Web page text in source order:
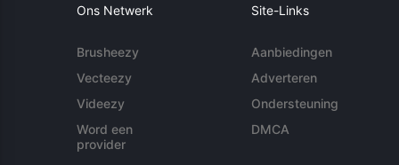
Ons Netwerk
Brusheezy
Vecteezy
Videezy
Word een
provider
Site-Links
Aanbiedingen
Adverteren
Ondersteuning
DMCA